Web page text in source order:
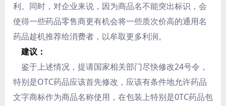
利。同时，对企业来说，因为商品名不能突出标识，会
使得一些药品零售商更有机会将一些质次价高的通用名
药品趁机推荐给消费者，以牟取更多利润。
建议：
鉴于上述情况，提请国家相关部门尽快修改24号令，
特别是OTC药品应该首先修改，应该有条件地允许药品
文字商标作为商品名称使用，在包装上特别是0TC药品包